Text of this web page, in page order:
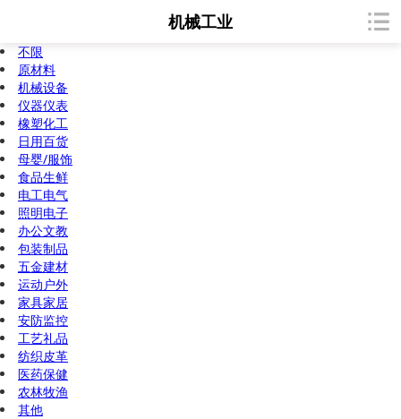
机械工业
不限
原材料
机械设备
仪器仪表
橡塑化工
日用百货
母婴/服饰
食品生鲜
电工电气
照明电子
办公文教
包装制品
五金建材
运动户外
家具家居
安防监控
工艺礼品
纺织皮革
医药保健
农林牧渔
其他